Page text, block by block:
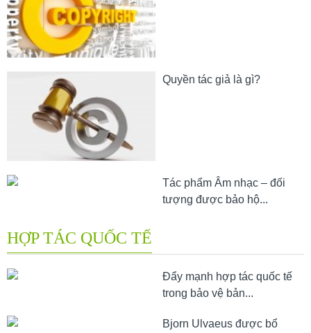
Quyền tác giả là gì?
Tác phẩm Âm nhạc – đối
tượng được bảo hộ...
HỢP TÁC QUỐC TẾ
Đẩy mạnh hợp tác quốc tế
trong bảo vệ bản...
Bjorn Ulvaeus được bổ